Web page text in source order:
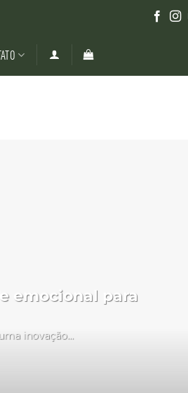
emocional para
inovação...